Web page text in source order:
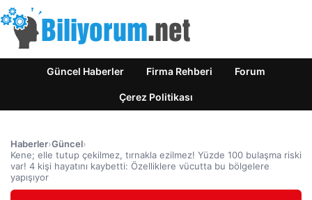
Güncel Haberler Firma Rehberi Forum
Çerez Politikası
Haberler›Güncel›
Kene; elle tutup çekilmez, tırnakla ezilmez! Yüzde 100 bulaşma riski
var! 4 kişi hayatını kaybetti: Özelliklere vücutta bu bölgelere
yapışıyor